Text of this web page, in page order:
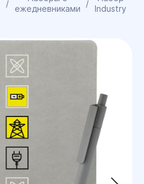
/
ежедневниками
/
Industry